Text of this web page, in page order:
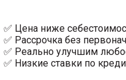
✅ Цена ниже
✅ Рассрочка без
✅ Реально улучшим
✅ Низкие ставки по